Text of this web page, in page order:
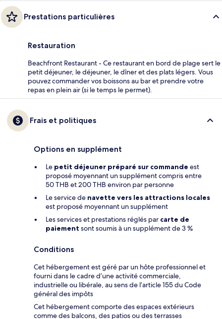
Prestations particulières
Restauration
Beachfront Restaurant - Ce restaurant en bord de plage sert le
petit déjeuner, le déjeuner, le dîner et des plats légers. Vous
pouvez commander vos boissons au bar et prendre votre
repas en plein air (si le temps le permet).
Frais et politiques
Options en supplément
Le petit déjeuner préparé sur commande est
proposé moyennant un supplément compris entre
50 THB et 200 THB environ par personne
Le service de navette vers les attractions locales
est proposé moyennant un supplément
Les services et prestations réglés par carte de
paiement sont soumis à un supplément de 3 %
Conditions
Cet hébergement est géré par un hôte professionnel et
fourni dans le cadre d’une activité commerciale,
industrielle ou libérale, au sens de l’article 155 du Code
général des impôts
Cet hébergement comporte des espaces extérieurs
comme des balcons, des patios ou des terrasses